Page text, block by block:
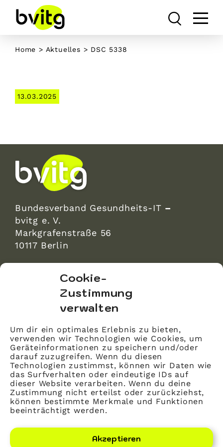
Cookie-
Zustimmung
verwalten
Um dir ein optimales Erlebnis zu bieten,
verwenden wir Technologien wie Cookies, um
Geräteinformationen zu speichern und/oder
darauf zuzugreifen. Wenn du diesen
Technologien zustimmst, können wir Daten wie
das Surfverhalten oder eindeutige IDs auf
dieser Website verarbeiten. Wenn du deine
Zustimmung nicht erteilst oder zurückziehst,
können bestimmte Merkmale und Funktionen
beeinträchtigt werden.
Akzeptieren
content
Home > Aktuelles > DSC 5338
13.03.2025
Bundesverband Gesundheits-IT –
bvitg e. V.
Markgrafenstraße 56
10117 Berlin
Markgrafenstraße 56
10117 Berlin
Impressum
Kontakt
Datenschutz
Mitglied werden
LinkedIn
YouTube